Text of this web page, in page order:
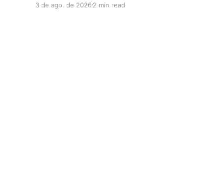
desempeño comercial y técnico, Milwaukee
3 de ago. de 2026 2 min read